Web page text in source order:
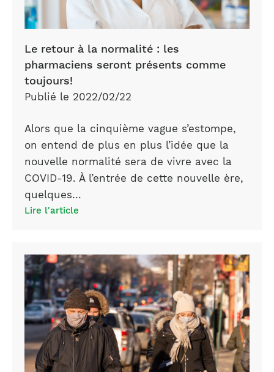
Le retour à la normalité : les
pharmaciens seront présents comme
toujours!
Publié le 2022/02/22
Alors que la cinquième vague s’estompe,
on entend de plus en plus l’idée que la
nouvelle normalité sera de vivre avec la
COVID-19. À l’entrée de cette nouvelle ère,
quelques…
Lire l'article